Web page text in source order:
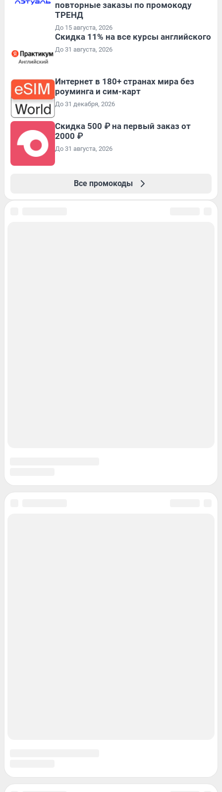
повторные заказы по промокоду
ТРЕНД
До 15 августа, 2026
Скидка 11% на все курсы английского
До 31 августа, 2026
Интернет в 180+ странах мира без
роуминга и сим-карт
До 31 декабря, 2026
Скидка 500 ₽ на первый заказ от
2000 ₽
До 31 августа, 2026
Все промокоды